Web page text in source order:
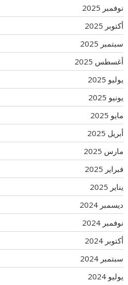
نوفمبر 2025
أكتوبر 2025
سبتمبر 2025
أغسطس 2025
يوليو 2025
يونيو 2025
مايو 2025
أبريل 2025
مارس 2025
فبراير 2025
يناير 2025
ديسمبر 2024
نوفمبر 2024
أكتوبر 2024
سبتمبر 2024
يوليو 2024